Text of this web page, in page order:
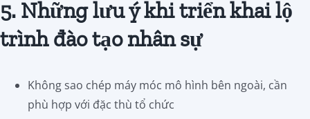
5. Những lưu ý khi triển khai lộ
trình đào tạo nhân sự
Không sao chép máy móc mô hình bên ngoài, cần
phù hợp với đặc thù tổ chức